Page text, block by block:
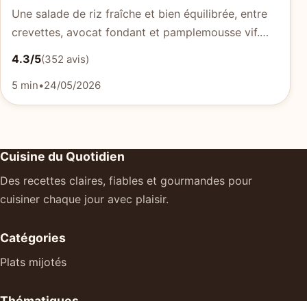
Une salade de riz fraîche et bien équilibrée, entre
crevettes, avocat fondant et pamplemousse vif.…
4.3/5(352 avis)
5 min•24/05/2026
Cuisine du Quotidien
Des recettes claires, fiables et gourmandes pour
cuisiner chaque jour avec plaisir.
Catégories
Plats mijotés